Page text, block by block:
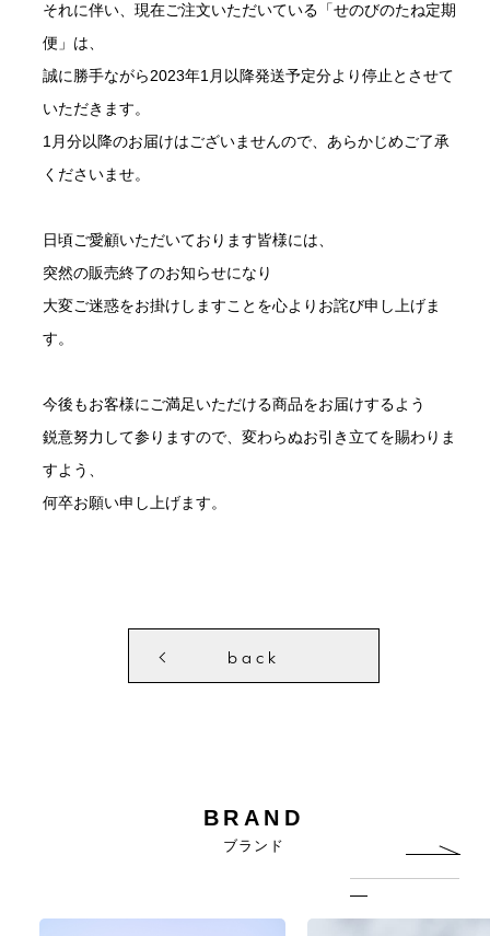
それに伴い、現在ご注文いただいている「せのびのたね定期
便」は、
誠に勝手ながら2023年1月以降発送予定分より停止とさせて
いただきます。
1月分以降のお届けはございませんので、あらかじめご了承
くださいませ。
日頃ご愛顧いただいております皆様には、
突然の販売終了のお知らせになり
大変ご迷惑をお掛けしますことを心よりお詫び申し上げま
す。
今後もお客様にご満足いただける商品をお届けするよう
鋭意努力して参りますので、変わらぬお引き立てを賜わりま
すよう、
何卒お願い申し上げます。
back
BRAND
ブランド